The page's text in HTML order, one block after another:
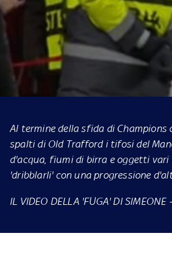
Al termine della sfida di
spalti di Old Trafford i tifosi del
d'acqua, fiumi di birra e oggetti
'dribblarli' con una progressione
IL VIDEO DELLA 'FUGA' DI SIMEONE